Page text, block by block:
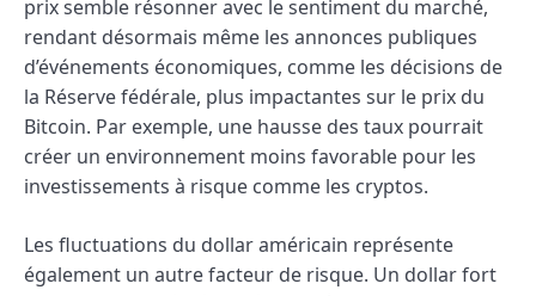
prix semble résonner avec le sentiment du marché,
rendant désormais même les annonces publiques
d’événements économiques, comme les décisions de
la Réserve fédérale, plus impactantes sur le prix du
Bitcoin. Par exemple, une hausse des taux pourrait
créer un environnement moins favorable pour les
investissements à risque comme les cryptos.
Les fluctuations du dollar américain représente
également un autre facteur de risque. Un dollar fort